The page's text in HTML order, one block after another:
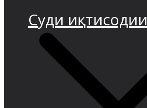
Суди иқтисодии